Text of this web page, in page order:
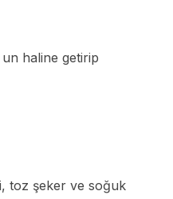
haline getirip
toz şeker ve soğuk